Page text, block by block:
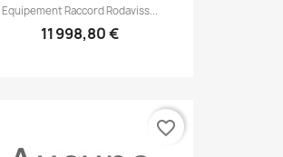
Equipement Raccord Rodaviss...
11 998,80 €
favorite_border